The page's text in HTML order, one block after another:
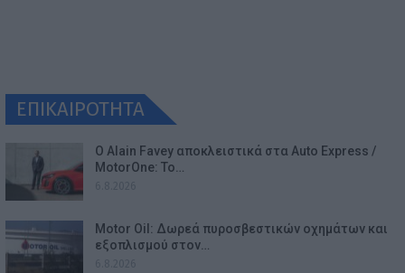
ΕΠΙΚΑΙΡΟΤΗΤΑ
Ο Alain Favey αποκλειστικά στα Auto Express /
MotorOne: Το…
Motor Oil: Δωρεά πυροσβεστικών οχημάτων και
εξοπλισμού στον…